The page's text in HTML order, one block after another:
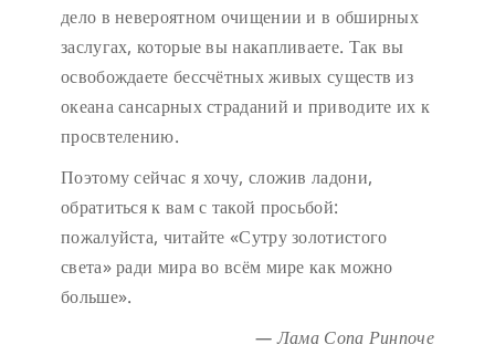
дело в невероятном очищении и в обширных
заслугах, которые вы накапливаете. Так вы
освобождаете бессчётных живых существ из
океана сансарных страданий и приводите их к
просвтелению.
Поэтому сейчас я хочу, сложив ладони,
обратиться к вам с такой просьбой:
пожалуйста, читайте «Сутру золотистого
света» ради мира во всём мире как можно
больше».
— Лама Сопа Ринпоче